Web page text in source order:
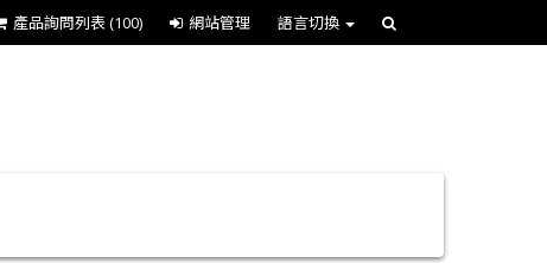
產品詢問列表(100) 網站管理 語言切換